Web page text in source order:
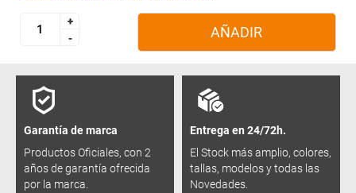
+
-
+
-
AÑADIR
Garantía de marca
Productos Oficiales, con 2
años de garantía ofrecida
por la marca.
Entrega en 24/72h.
El Stock más amplio, colores,
tallas, modelos y todas las
Novedades.